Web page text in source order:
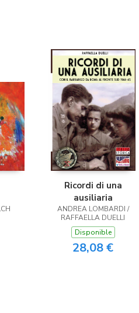
Ricordi di una
ausiliaria
ANDREA LOMBARDI /
RAFFAELLA DUELLI
Disponible
28,08 €